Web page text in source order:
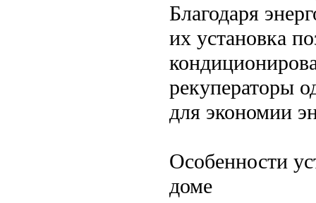
Благодаря
их установка
рекуператоры
для экономии
Особенности
доме